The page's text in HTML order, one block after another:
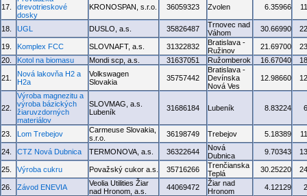
17.
drevotrieskové
dosky
KRONOSPAN, s.r.o. 36059323 Zvolen 6.35966
18. UGL DUSLO, a.s. 35826487
Trnovec nad
Váhom
30.66990
19. Komplex FCC SLOVNAFT, a.s. 31322832
Bratislava -
Ružinov
21.69700
20.
Kotol na biomasu Mondi scp, a.s. 31637051 Ružomberok 16.67040
21.
Nová lakovňa H2 a
H2a
Volkswagen
Slovakia
35757442
Bratislava -
Devínska
Nová Ves
12.98660
22.
Výroba magnezitu a
výroba bázických
žiaruvzdorných
materiálov
SLOVMAG, a.s.
Lubeník
31686184 Lubeník 8.83224
23. Lom Trebejov
Carmeuse Slovakia,
s.r.o.
36198749 Trebejov 5.18389
24. CTZ Nová Dubnica TERMONOVA, a.s. 36322644
Nová
Dubnica
9.70343
25. Výroba cukru Považský cukor a.s. 35716266
Trenčianska
Teplá
30.25220
26. Závod ENEVIA
Veolia Utilities Žiar
nad Hronom, a.s.
44069472
Žiar nad
Hronom
4.12129